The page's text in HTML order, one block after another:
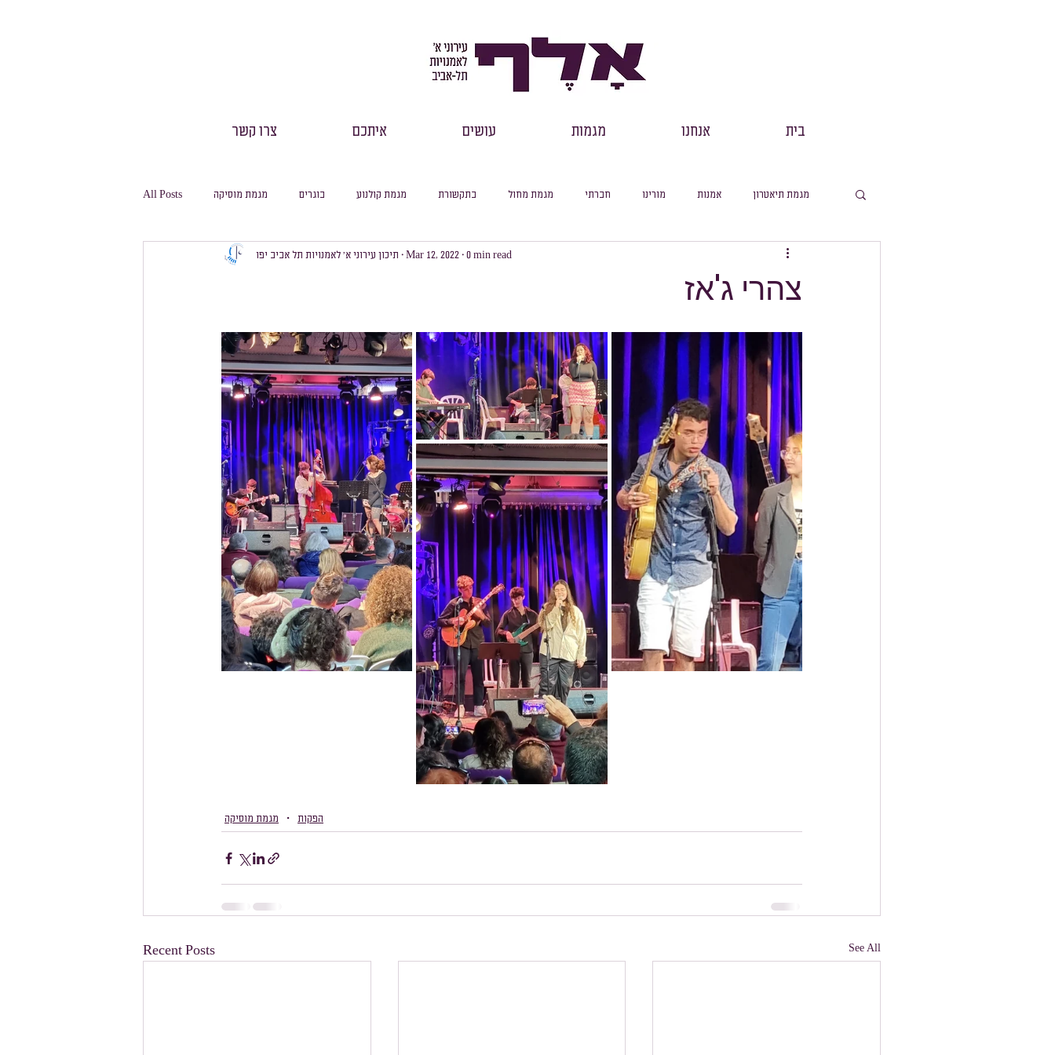
בית אנחנו מגמות עושים איתכם צרו קשר
All Posts מגמת מוסיקה בוגרים מגמת קולנוע בתקשורת מגמת מחול חברתי מורינו אמנות מגמת תיאטרון
חגיגה חינוך גופני סיכום חודשי עיוני למידה מקוונת מסלול תנך
מסלול גרמנית מסלול צרפתית שכבת ז׳ שכבת ח׳
צהרי ג'אז
תיכון עירוני א׳ לאמנויות תל אביב יפו Mar 12, 2022 0 min read
מגמת מוסיקה הפקות
Recent Posts See All